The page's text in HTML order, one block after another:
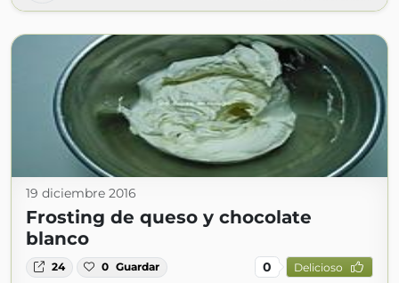
19 diciembre 2016
Frosting de queso y chocolate
blanco
24 0 Guardar 0 Delicioso